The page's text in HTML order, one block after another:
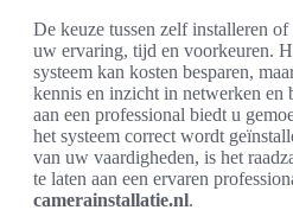
De keuze tussen zelf installeren
uw ervaring, tijd en voorkeuren.
systeem kan kosten besparen,
kennis en inzicht in netwerken en
aan een professional biedt u
het systeem correct wordt
van uw vaardigheden, is het
te laten aan een ervaren
camerainstallatie.nl.